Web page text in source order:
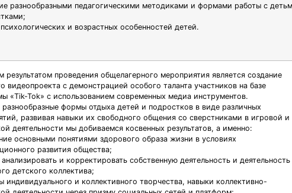
разнообразными педагогическими методиками и формами работы с
и возрастных особенностей детей.
результатом проведения общелагерного мероприятия является создание
видеопроекта с демонстрацией особого таланта участников на базе
«Tik-Tok» с использованием современных медиа инструментов.
разнообразные формы отдыха детей и подростков в виде различных
развивая навыки их свободного общения со сверстниками в игровой и
деятельности мы добиваемся косвенных результатов, а именно:
основными понятиями здорового образа жизни в условиях
развития общества;
и корректировать собственную деятельность и деятельность
детского коллектива;
индивидуального и коллективного творчества, навыки коллективно-